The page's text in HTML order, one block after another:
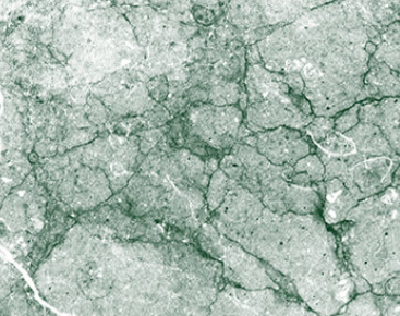
Uređivanje fotografija proizvoda